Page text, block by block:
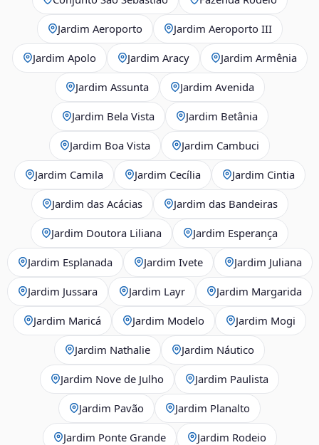
Jardim Aeroporto Jardim Aeroporto III
Jardim Apolo Jardim Aracy Jardim Armênia
Jardim Assunta Jardim Avenida
Jardim Bela Vista Jardim Betânia
Jardim Boa Vista Jardim Cambuci
Jardim Camila Jardim Cecília Jardim Cintia
Jardim das Acácias Jardim das Bandeiras
Jardim Doutora Liliana Jardim Esperança
Jardim Esplanada Jardim Ivete Jardim Juliana
Jardim Jussara Jardim Layr Jardim Margarida
Jardim Maricá Jardim Modelo Jardim Mogi
Jardim Nathalie Jardim Náutico
Jardim Nove de Julho Jardim Paulista
Jardim Pavão Jardim Planalto
Jardim Ponte Grande Jardim Rodeio